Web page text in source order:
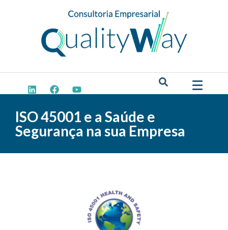
ISO 45001 e a Saúde e
Segurança na sua Empresa